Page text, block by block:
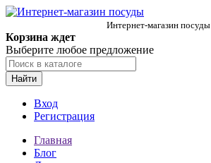
Интернет-магазин посуды
Корзина ждет
Выберите любое предложение
Найти
Вход
Регистрация
Главная
Блог